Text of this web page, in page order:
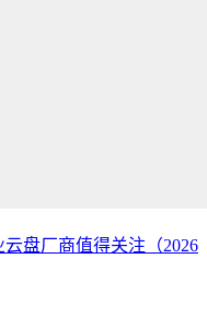
盘厂商值得关注（2026